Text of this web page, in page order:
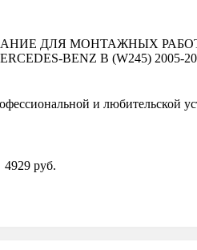
ДЛЯ МОНТАЖНЫХ
BENZ B (W245) 2005-
и любительской
4929 руб.